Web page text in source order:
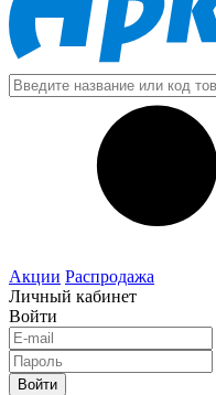
Акции Распродажа
Личный кабинет
Войти
Войти